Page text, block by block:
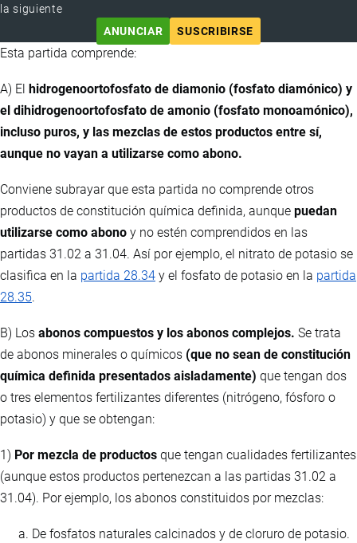
la siguiente
ANUNCIAR
SUSCRIBIRSE
Esta partida comprende:
A) El hidrogenoortofosfato de diamonio (fosfato diamónico) y
el dihidrogenoortofosfato de amonio (fosfato monoamónico),
incluso puros, y las mezclas de estos productos entre sí,
aunque no vayan a utilizarse como abono.
Conviene subrayar que esta partida no comprende otros
productos de constitución química definida, aunque puedan
utilizarse como abono y no estén comprendidos en las
partidas 31.02 a 31.04. Así por ejemplo, el nitrato de potasio se
clasifica en la partida 28.34 y el fosfato de potasio en la partida
28.35.
B) Los abonos compuestos y los abonos complejos. Se trata
de abonos minerales o químicos (que no sean de constitución
química definida presentados aisladamente) que tengan dos
o tres elementos fertilizantes diferentes (nitrógeno, fósforo o
potasio) y que se obtengan:
1) Por mezcla de productos que tengan cualidades fertilizantes
(aunque estos productos pertenezcan a las partidas 31.02 a
31.04). Por ejemplo, los abonos constituidos por mezclas:
De fosfatos naturales calcinados y de cloruro de potasio.